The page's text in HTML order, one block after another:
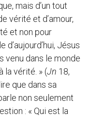
mais d’un tout
vérité et d’amour,
et non pour
d’aujourd’hui, Jésus
venu dans le monde
la vérité. » (Jn 18,
que dans sa
non seulement
: « Qui est la